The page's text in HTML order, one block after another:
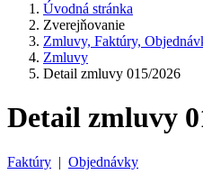
Úvodná stránka
Zverejňovanie
Zmluvy, Faktúry,
Zmluvy
Detail zmluvy 015/2026
Detail zmluvy
Faktúry | Objednávky